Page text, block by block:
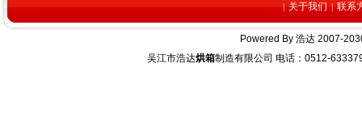
|关于我们 |联系
Powered By 浩达 2007-
吴江市浩达烘箱制造有限公司 电话：0512-